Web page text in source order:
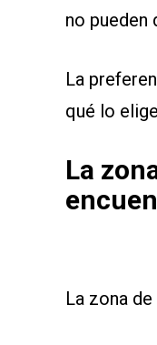
no pueden
La
qué lo
La
La zona